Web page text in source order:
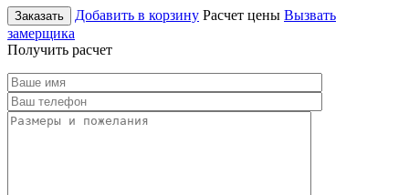
Заказать Добавить в корзину Расчет цены Вызвать
замерщика
Получить расчет